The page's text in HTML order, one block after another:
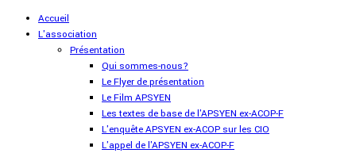
Accueil
L'association
Présentation
Qui sommes-nous?
Le Flyer de présentation
Le Film APSYEN
Les textes de base de l'APSYEN ex-ACOP-F
L'enquête APSYEN ex-ACOP sur les CIO
L'appel de l'APSYEN ex-ACOP-F